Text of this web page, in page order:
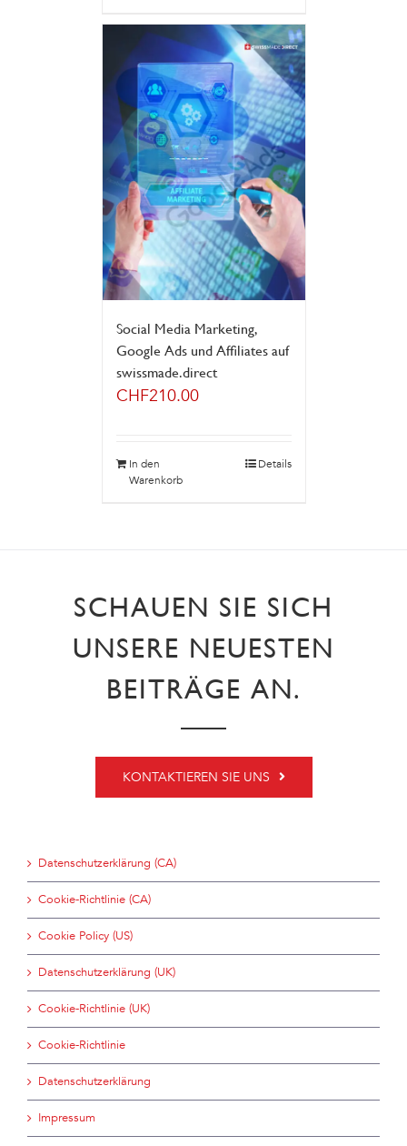
Social Media Marketing,
Google Ads und Affiliates auf
swissmade.direct
CHF210.00
In den
Warenkorb
Details
SCHAUEN SIE SICH
UNSERE NEUESTEN
BEITRÄGE AN.
KONTAKTIEREN SIE UNS
Datenschutzerklärung (CA)
Cookie-Richtlinie (CA)
Cookie Policy (US)
Datenschutzerklärung (UK)
Cookie-Richtlinie (UK)
Cookie-Richtlinie
Datenschutzerklärung
Impressum